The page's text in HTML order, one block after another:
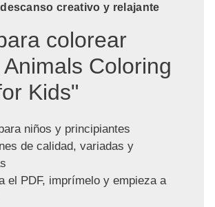
creativo y relajante
colorear
Coloring
Kids"
niños y principiantes
de calidad, variadas y
el PDF, imprímelo y empieza a